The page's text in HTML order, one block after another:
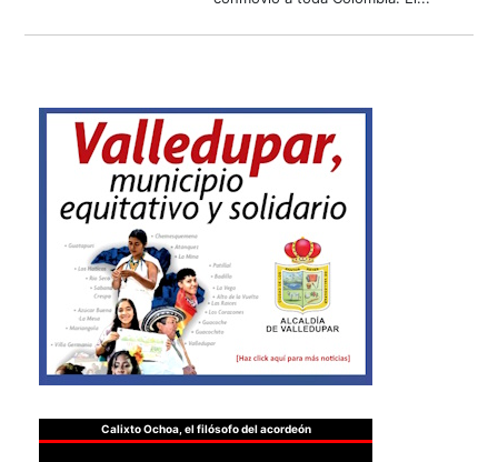
Calixto Ochoa, el filósofo del acordeón